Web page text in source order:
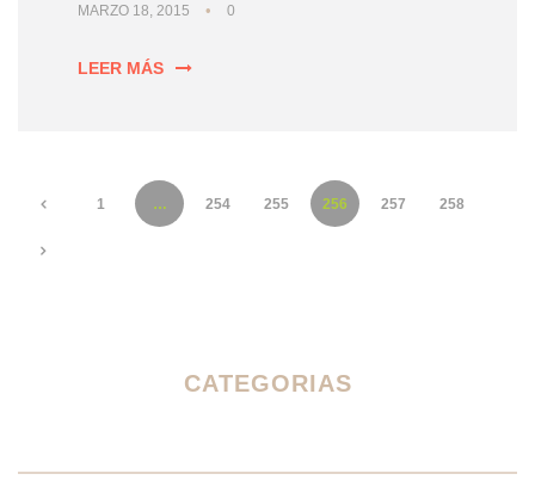
MARZO 18, 2015 • 0
LEER MÁS
1 … 254 255 256 257 258
CATEGORIAS